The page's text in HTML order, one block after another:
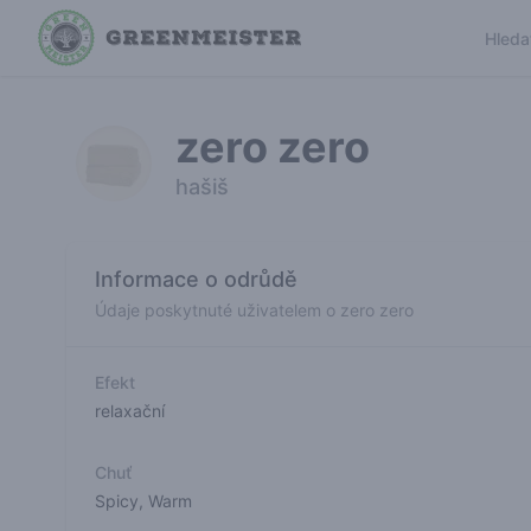
zero zero
hašiš
Informace o odrůdě
Údaje poskytnuté uživatelem o zero zero
Efekt
relaxační
Chuť
Spicy Warm